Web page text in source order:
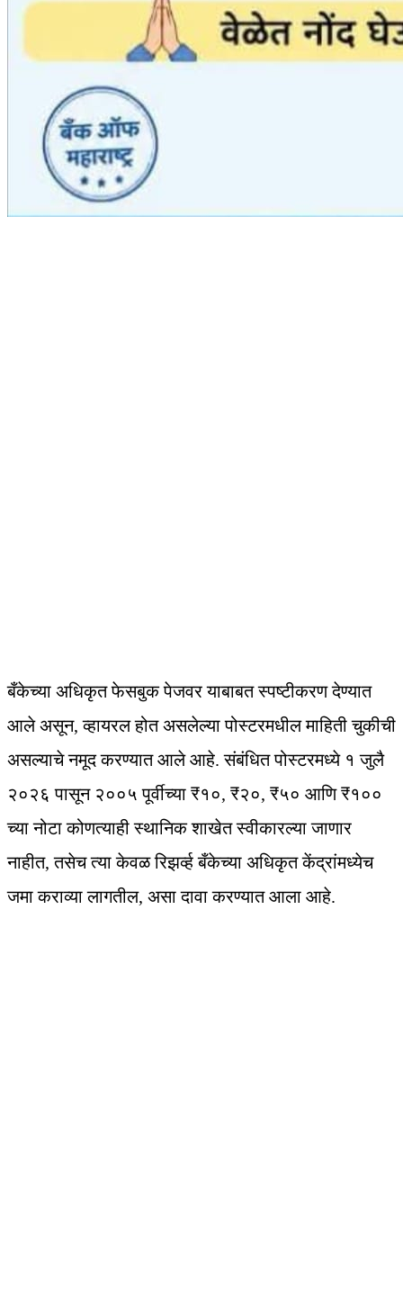
बँकेच्या अधिकृत फेसबुक पेजवर याबाबत स्पष्टीकरण देण्यात
आले असून, व्हायरल होत असलेल्या पोस्टरमधील माहिती चुकीची
असल्याचे नमूद करण्यात आले आहे. संबंधित पोस्टरमध्ये १ जुलै
२०२६ पासून २००५ पूर्वीच्या ₹१०, ₹२०, ₹५० आणि ₹१००
च्या नोटा कोणत्याही स्थानिक शाखेत स्वीकारल्या जाणार
नाहीत, तसेच त्या केवळ रिझर्व्ह बँकेच्या अधिकृत केंद्रांमध्येच
जमा कराव्या लागतील, असा दावा करण्यात आला आहे.